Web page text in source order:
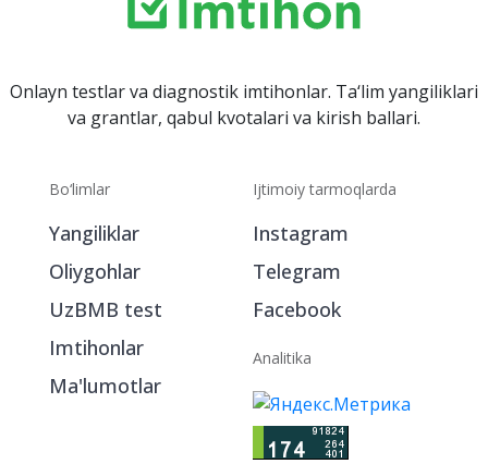
Onlayn testlar va diagnostik imtihonlar. Ta‘lim yangiliklari
va grantlar, qabul kvotalari va kirish ballari.
Bo‘limlar
Yangiliklar
Oliygohlar
UzBMB test
Imtihonlar
Ma'lumotlar
Ijtimoiy tarmoqlarda
Instagram
Telegram
Facebook
Analitika